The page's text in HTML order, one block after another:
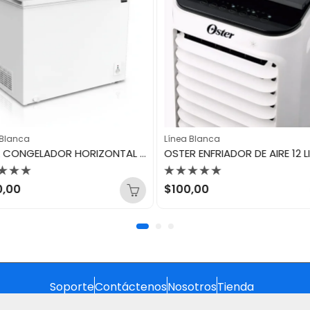
AIWA CONGELADOR HORIZONTAL 300LTS AWHCFC30101
Línea Blanca
Valorado
con
$100,00
SoporteContáctenosNosotrosTienda